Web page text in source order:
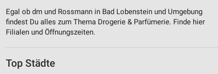
Egal ob dm und Rossmann in Bad Lobenstein und Umgebung
findest Du alles zum Thema Drogerie & Parfümerie. Finde hier
Filialen und Öffnungszeiten.
Top Städte